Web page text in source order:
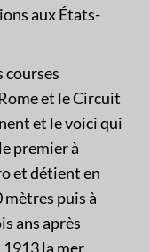
aux États-
courses
et le Circuit
et le voici qui
premier à
et détient en
mètres puis à
ans après
la mer